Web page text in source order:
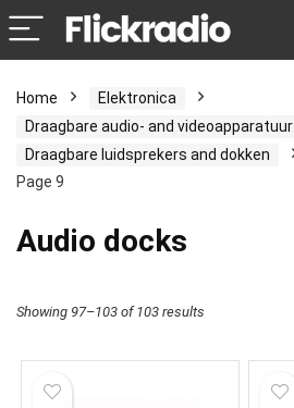
Home
Elektronica
Draagbare audio- and videoapparatuur
Draagbare luidsprekers and dokken
Page 9
Audio docks
Showing 97–103 of 103 results